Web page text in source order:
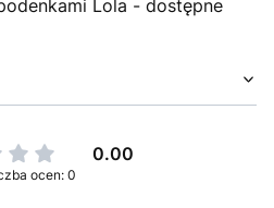
Lola - dostępne
0.00
ocen: 0